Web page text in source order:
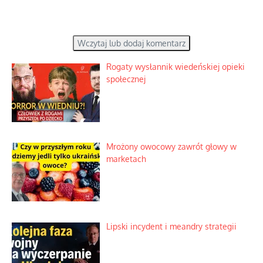
Wczytaj lub dodaj komentarz
Rogaty wysłannik wiedeńskiej opieki
społecznej
Mrożony owocowy zawrót głowy w
marketach
Lipski incydent i meandry strategii